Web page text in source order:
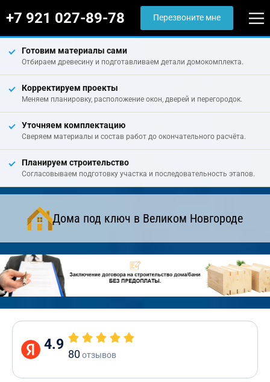
+7 921 027-89-78 Перезвоните мне
Готовим материалы сами
Отбираем древесину и подготавливаем детали домокомплекта.
Корректируем проекты
Меняем планировку, расположение окон, дверей и перегородок.
Уточняем комплектацию
Сверяем материалы и состав работ до окончательного расчёта.
Планируем строительство
Согласовываем подготовку участка и последовательность этапов.
Дома под ключ в Великом Новгороде
4.9
80отзывов